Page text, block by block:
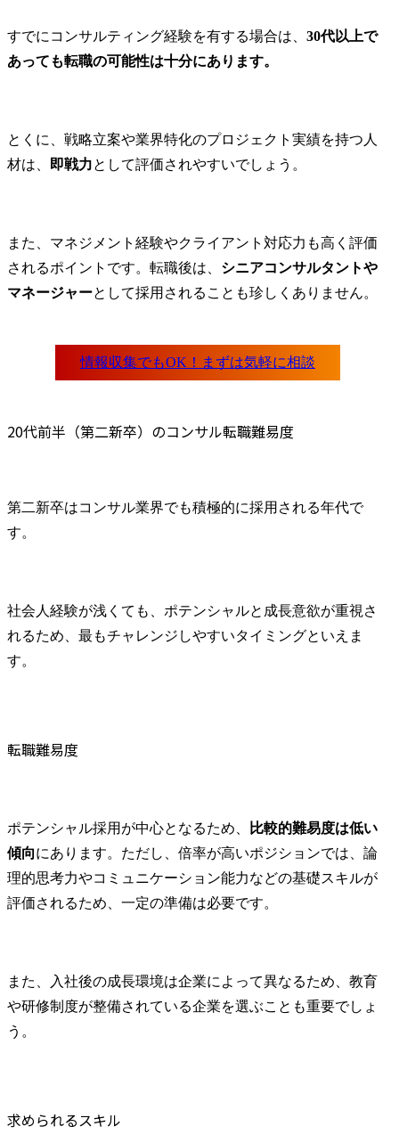
すでにコンサルティング経験を有する場合は、 30代以上で
あっても転職の可能性は十分にあります。
とくに、戦略立案や業界特化のプロジェクト実績を持つ人
材は、
即戦力として評価されやすいでしょう。
また、マネジメント経験やクライアント対応力も高く評価
されるポイントです。転職後は、 シニアコンサルタントや
マネージャーとして採用されることも珍しくありません。
20代前半（第二新卒）のコンサル転職難易度
第二新卒はコンサル業界でも積極的に採用される年代で
す。
社会人経験が浅くても、ポテンシャルと成長意欲が重視さ
れるため、最もチャレンジしやすいタイミングといえま
す。
転職難易度
ポテンシャル採用が中心となるため、
比較的難易度は低い
傾向にあります。ただし、倍率が高いポジションでは、論
理的思考力やコミュニケーション能力などの基礎スキルが
評価されるため、一定の準備は必要です。
また、入社後の成長環境は企業によって異なるため、教育
や研修制度が整備されている企業を選ぶことも重要でしょ
う。
求められるスキル